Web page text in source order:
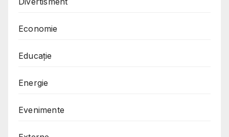
Economie
Educație
Energie
Evenimente